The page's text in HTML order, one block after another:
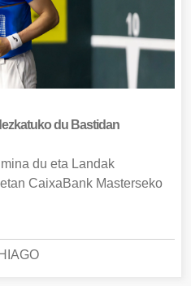
du Bastidan
du eta Landak
CaixaBank Masterseko